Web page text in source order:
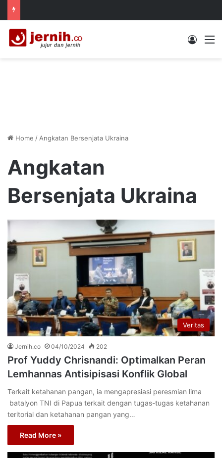
Log In
Home / Angkatan Bersenjata Ukraina
Angkatan
Bersenjata Ukraina
Veritas
Jernih.co 04/10/2024 202
Prof Yuddy Chrisnandi: Optimalkan Peran
Lemhannas Antisipisasi Konflik Global
Terkait ketahanan pangan, ia mengapresiasi peresmian lima
batalyon TNI di Papua terkait dengan tugas-tugas ketahanan
teritorial dan ketahanan pangan yang…
Read More »